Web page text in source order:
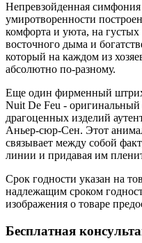
Непревзойденная
умиротворенности
комфорта и уюта, на густых
восточного дыма и
который на каждом из
абсолютно по-разному.
Еще один фирменный
Nuit De Feu -
драгоценных изделий
Аньер-сюр-Сен. Этот
связывает между собой
линии и придавая им
Срок годности указан на
надлежащим сроком
изображения о товаре
Бесплатная